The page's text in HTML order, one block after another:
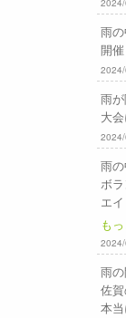
雨
開
雨
大
雨
ボ
エ
も
雨
佐
本